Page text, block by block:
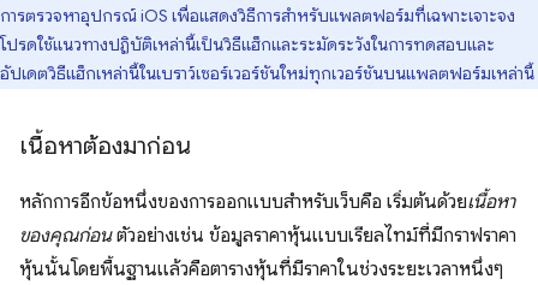
การตรวจหาอุปกรณ์ iOS เพื่อแสดงวิธีการสำหรับแพลตฟอร์มที่เฉพาะเจาะจง
โปรดใช้แนวทางปฏิบัติเหล่านี้เป็นวิธีแฮ็กและระมัดระวังในการทดสอบและ
อัปเดตวิธีแฮ็กเหล่านี้ในเบราว์เซอร์เวอร์ชันใหม่ทุกเวอร์ชันบนแพลตฟอร์มเหล่านี้
เนื้อหาต้องมาก่อน
หลักการอีกข้อหนึ่งของการออกแบบสําหรับเว็บคือ เริ่มต้นด้วยเนื้อหา
ของคุณก่อนตัวอย่างเช่น ข้อมูลราคาหุ้นแบบเรียลไทม์ที่มีกราฟราคา
หุ้นนั้นโดยพื้นฐานแล้วคือตารางหุ้นที่มีราคาในช่วงระยะเวลาหนึ่งๆ